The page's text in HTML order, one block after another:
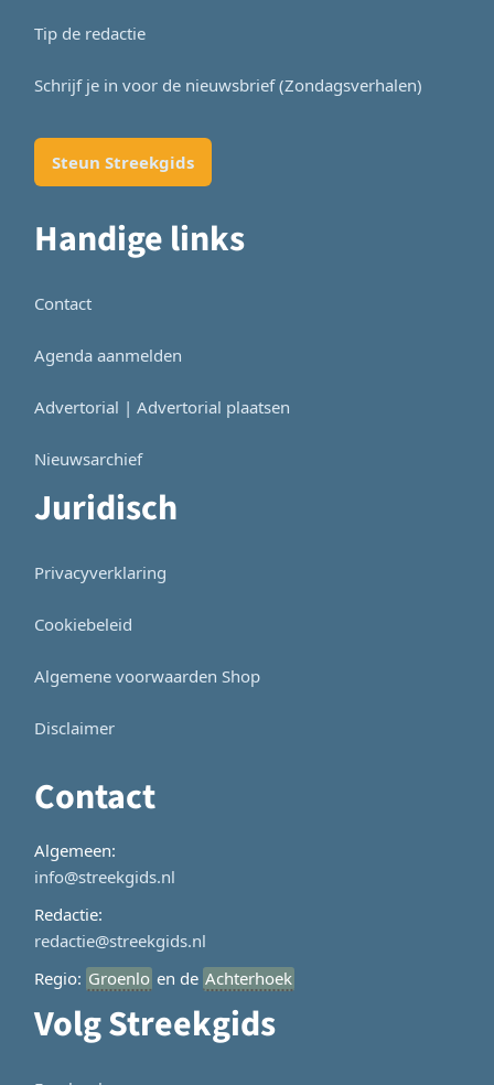
Tip de redactie
Schrijf je in voor de nieuwsbrief (Zondagsverhalen)
Steun Streekgids
Handige links
Contact
Agenda aanmelden
Advertorial | Advertorial plaatsen
Nieuwsarchief
Juridisch
Privacyverklaring
Cookiebeleid
Algemene voorwaarden Shop
Disclaimer
Contact
Algemeen:
info@streekgids.nl
Redactie:
redactie@streekgids.nl
Regio: Groenlo en de Achterhoek
Volg Streekgids